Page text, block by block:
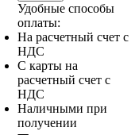
Удобные способы
оплаты:
На расчетный счет с
НДС
С карты на
расчетный счет с
НДС
Наличными при
получении